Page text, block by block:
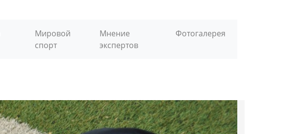
Мировой
спорт
Мнение
экспертов
Фотогалерея